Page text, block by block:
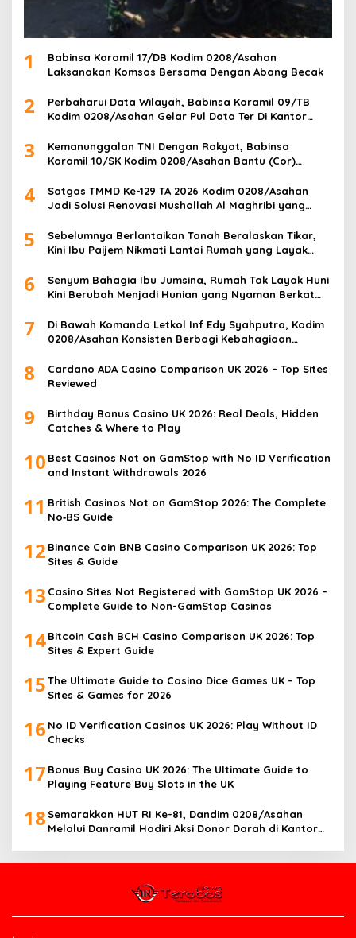
1
Babinsa Koramil 17/DB Kodim 0208/Asahan
Laksanakan Komsos Bersama Dengan Abang Becak
2
Perbaharui Data Wilayah, Babinsa Koramil 09/TB
Kodim 0208/Asahan Gelar Pul Data Ter Di Kantor
3
Kemanunggalan TNI Dengan Rakyat, Babinsa
Koramil 10/SK Kodim 0208/Asahan Bantu (Cor)
4
Satgas TMMD Ke-129 TA 2026 Kodim 0208/Asahan
Jadi Solusi Renovasi Mushollah Al Maghribi yang
5
Sebelumnya Berlantaikan Tanah Beralaskan Tikar,
Kini Ibu Paijem Nikmati Lantai Rumah yang Layak
6
Senyum Bahagia Ibu Jumsina, Rumah Tak Layak Huni
Kini Berubah Menjadi Hunian yang Nyaman Berkat
7
Di Bawah Komando Letkol Inf Edy Syahputra, Kodim
0208/Asahan Konsisten Berbagi Kebahagiaan
8
Cardano ADA Casino Comparison UK 2026 – Top Sites
Reviewed
9
Birthday Bonus Casino UK 2026: Real Deals, Hidden
Catches & Where to Play
10 Best Casinos Not on GamStop with No ID Verification
and Instant Withdrawals 2026
11 British Casinos Not on GamStop 2026: The Complete
No‑BS Guide
12 Binance Coin BNB Casino Comparison UK 2026: Top
Sites & Guide
13 Casino Sites Not Registered with GamStop UK 2026 –
Complete Guide to Non-GamStop Casinos
14Bitcoin Cash BCH Casino Comparison UK 2026: Top
Sites & Expert Guide
15The Ultimate Guide to Casino Dice Games UK – Top
Sites & Games for 2026
16 No ID Verification Casinos UK 2026: Play Without ID
Checks
17 Bonus Buy Casino UK 2026: The Ultimate Guide to
Playing Feature Buy Slots in the UK
18 Semarakkan HUT RI Ke-81, Dandim 0208/Asahan
Melalui Danramil Hadiri Aksi Donor Darah di Kantor